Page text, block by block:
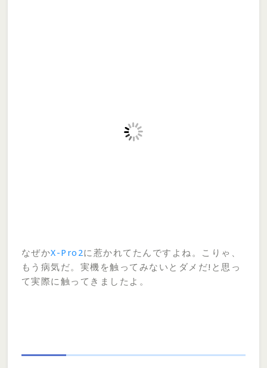
なぜかX-Pro2に惹かれてたんですよね。こりゃ、
もう病気だ。実機を触ってみないとダメだ!と思っ
て実際に触ってきましたよ。